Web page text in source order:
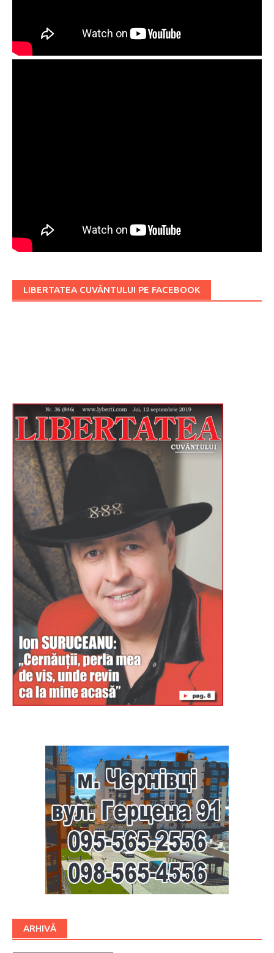
LIBERTATEA CUVÂNTULUI PE FACEBOOK
ARHIVĂ